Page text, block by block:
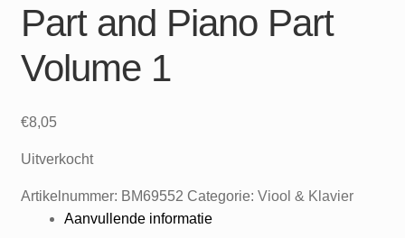
Part and Piano Part
Volume 1
€8,05
Uitverkocht
Artikelnummer: BM69552 Categorie: Viool & Klavier
Aanvullende informatie